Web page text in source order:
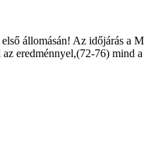
állomásán! Az időjárás a
eredménnyel,(72-76) mind